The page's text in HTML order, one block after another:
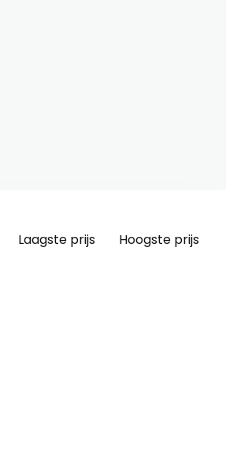
Laagste prijs Hoogste prijs